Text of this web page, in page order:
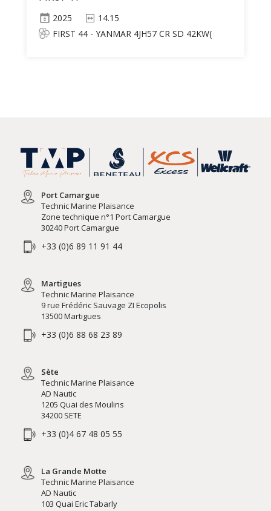
2025
14.15
FIRST 44 - YANMAR 4JH57 CR SD 42KW(
Port Camargue
Technic Marine Plaisance
Zone technique n°1 Port Camargue
30240 Port Camargue
+33 (0)6 89 11 91 44
Martigues
Technic Marine Plaisance
9 rue Frédéric Sauvage ZI Ecopolis
13500 Martigues
+33 (0)6 88 68 23 89
Sète
Technic Marine Plaisance
AD Nautic
1205 Quai des Moulins
34200 SETE
+33 (0)4 67 48 05 55
La Grande Motte
Technic Marine Plaisance
AD Nautic
103 Quai Eric Tabarly